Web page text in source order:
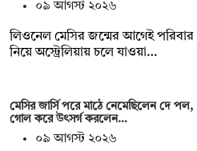
০৯ আগস্ট ২০২৬
লিওনেল মেসির জন্মের আগেই পরিবার
নিয়ে অস্ট্রেলিয়ায় চলে যাওয়া…
মেসির জার্সি পরে মাঠে নেমেছিলেন দে পল,
গোল করে উৎসর্গ করলেন…
০৯ আগস্ট ২০২৬